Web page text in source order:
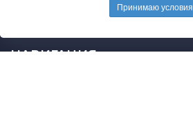
+7 (499) 113-47-87
НАВИГАЦИЯ
Принимаю условия